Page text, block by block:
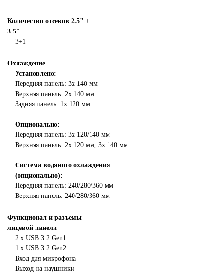
Количество отсеков 2.5" +
3.5''
3+1
Охлаждение
Установлено:
Передняя панель: 3х 140 мм
Верхняя панель: 2х 140 мм
Задняя панель: 1х 120 мм
Опционально:
Передняя панель: 3х 120/140 мм
Верхняя панель: 2х 120 мм, 3х 140 мм
Система водяного охлаждения
(опционально):
Передняя панель: 240/280/360 мм
Верхняя панель: 240/280/360 мм
Функционал и разъемы
лицевой панели
2 х USB 3.2 Gen1
1 х USB 3.2 Gen2
Вход для микрофона
Выход на наушники